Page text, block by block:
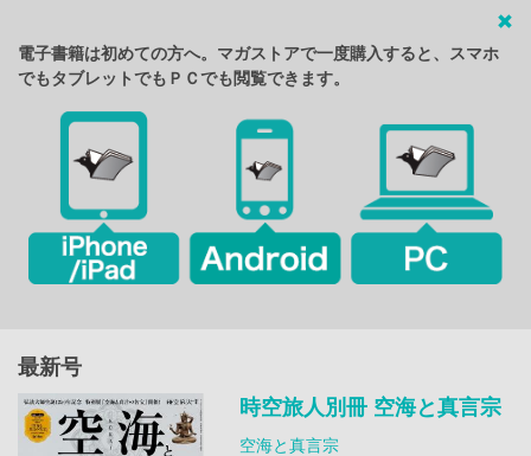
電子書籍は初めての方へ。マガストアで一度購入すると、スマホ
でもタブレットでもＰＣでも閲覧できます。
最新号
時空旅人別冊 空海と真言宗
空海と真言宗